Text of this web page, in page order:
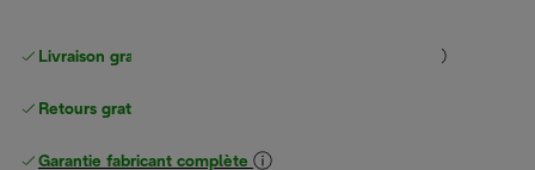
Livraison gratuite standard
Retours gratuits
Garantie fabricant complète